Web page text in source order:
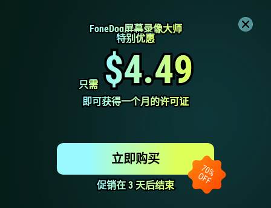
FoneDog屏幕录像大师
FoneDog屏幕录像大师
特别优惠
特别优惠
只需
只需 $4.49
$4.49
即可获得一个月的许可证
即可获得一个月的许可证
促销在 3 天后结束
促销在 3 天后结束
立即购买